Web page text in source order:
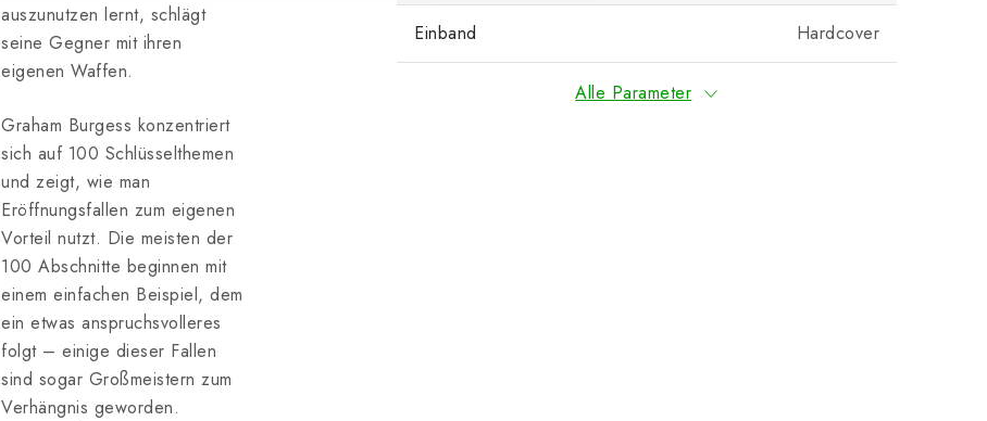
auszunutzen lernt, schlägt
seine Gegner mit ihren
eigenen Waffen.
Graham Burgess konzentriert
sich auf 100 Schlüsselthemen
und zeigt, wie man
Eröffnungsfallen zum eigenen
Vorteil nutzt. Die meisten der
100 Abschnitte beginnen mit
einem einfachen Beispiel, dem
ein etwas anspruchsvolleres
folgt – einige dieser Fallen
sind sogar Großmeistern zum
Verhängnis geworden.
Einband Hardcover
Alle Parameter